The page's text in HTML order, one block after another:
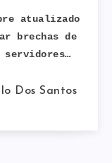
atualizado
brechas de
servidores…
Dos Santos